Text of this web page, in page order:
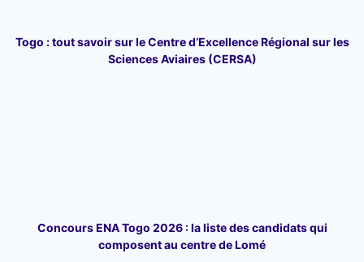
Togo : tout savoir sur le Centre d’Excellence Régional sur les
Sciences Aviaires (CERSA)
Concours ENA Togo 2026 : la liste des candidats qui
composent au centre de Lomé